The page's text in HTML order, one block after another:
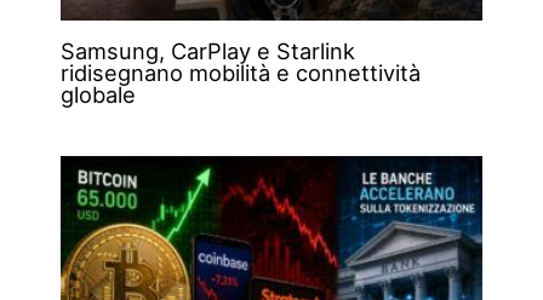
Samsung, CarPlay e Starlink
ridisegnano mobilità e connettività
globale